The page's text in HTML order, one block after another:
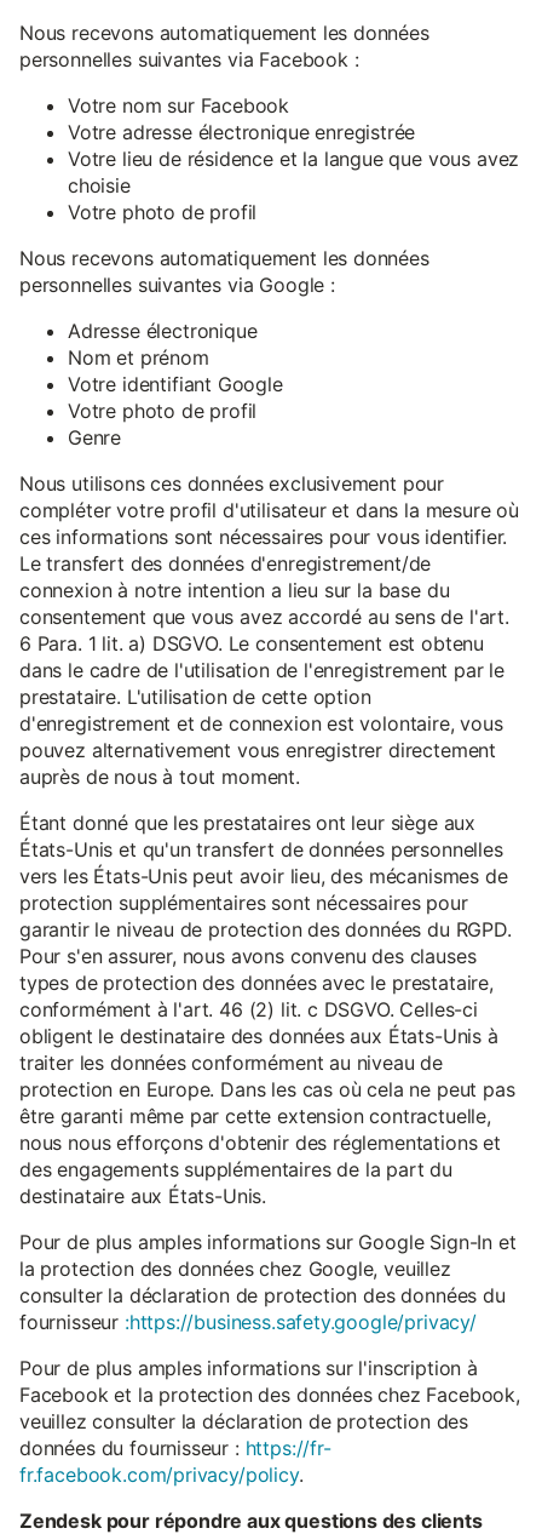
Nous recevons automatiquement les données
personnelles suivantes via Facebook :
Votre nom sur Facebook
Votre adresse électronique enregistrée
Votre lieu de résidence et la langue que vous avez
choisie
Votre photo de profil
Nous recevons automatiquement les données
personnelles suivantes via Google :
Adresse électronique
Nom et prénom
Votre identifiant Google
Votre photo de profil
Genre
Nous utilisons ces données exclusivement pour
compléter votre profil d'utilisateur et dans la mesure où
ces informations sont nécessaires pour vous identifier.
Le transfert des données d'enregistrement/de
connexion à notre intention a lieu sur la base du
consentement que vous avez accordé au sens de l'art.
6 Para. 1 lit. a) DSGVO. Le consentement est obtenu
dans le cadre de l'utilisation de l'enregistrement par le
prestataire. L'utilisation de cette option
d'enregistrement et de connexion est volontaire, vous
pouvez alternativement vous enregistrer directement
auprès de nous à tout moment.
Étant donné que les prestataires ont leur siège aux
États-Unis et qu'un transfert de données personnelles
vers les États-Unis peut avoir lieu, des mécanismes de
protection supplémentaires sont nécessaires pour
garantir le niveau de protection des données du RGPD.
Pour s'en assurer, nous avons convenu des clauses
types de protection des données avec le prestataire,
conformément à l'art. 46 (2) lit. c DSGVO. Celles-ci
obligent le destinataire des données aux États-Unis à
traiter les données conformément au niveau de
protection en Europe. Dans les cas où cela ne peut pas
être garanti même par cette extension contractuelle,
nous nous efforçons d'obtenir des réglementations et
des engagements supplémentaires de la part du
destinataire aux États-Unis.
Pour de plus amples informations sur Google Sign-In et
la protection des données chez Google, veuillez
consulter la déclaration de protection des données du
fournisseur :https://business.safety.google/privacy/
Pour de plus amples informations sur l'inscription à
Facebook et la protection des données chez Facebook,
veuillez consulter la déclaration de protection des
données du fournisseur : https://fr-
fr.facebook.com/privacy/policy.
Zendesk pour répondre aux questions des clients